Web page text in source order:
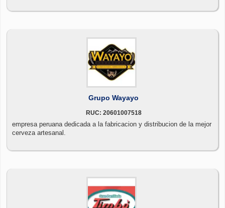
Grupo Wayayo
RUC: 20601007518
empresa peruana dedicada a la fabricacion y distribucion de la mejor
cerveza artesanal.